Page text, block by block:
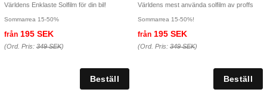
Världens Enklaste Solfilm för din bil!
Sommarrea 15-50%
från 195 SEK
(Ord. Pris: 349 SEK)
Världens mest använda solfilm av proffs
Sommarrea 15-50%!
från 195 SEK
(Ord. Pris: 349 SEK)